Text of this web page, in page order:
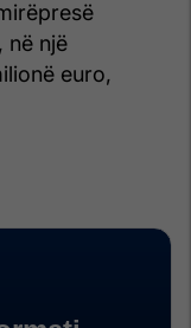
në një
euro,